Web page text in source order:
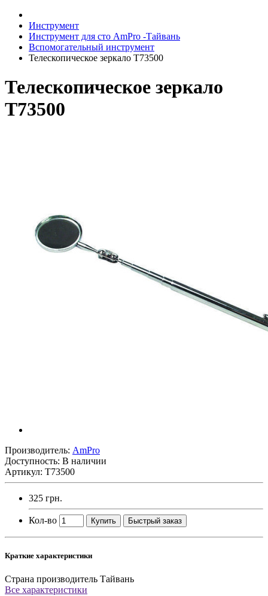
Инструмент
Инструмент для сто AmPro -Тайвань
Вспомогательный инструмент
Телескопическое зеркало T73500
Телескопическое зеркало
T73500
Производитель: AmPro
Доступность: В наличии
Артикул: T73500
325 грн.
Кол-во Купить Быстрый заказ
Краткие характеристики
Страна производитель Тайвань
Все характеристики